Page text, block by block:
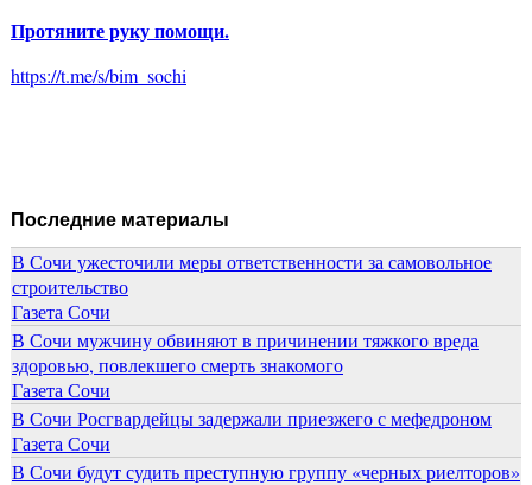
Протяните руку помощи.
https://t.me/s/bim_sochi
Последние материалы
В Сочи ужесточили меры ответственности за самовольное
строительство
Газета Сочи
В Сочи мужчину обвиняют в причинении тяжкого вреда
здоровью, повлекшего смерть знакомого
Газета Сочи
В Сочи Росгвардейцы задержали приезжего с мефедроном
Газета Сочи
В Сочи будут судить преступную группу «черных риелторов»